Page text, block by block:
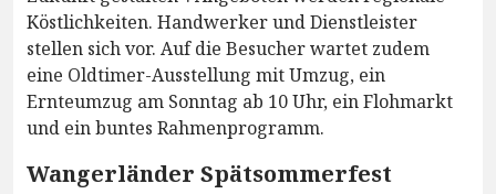
Köstlichkeiten. Handwerker und Dienstleister
stellen sich vor. Auf die Besucher wartet zudem
eine Oldtimer-Ausstellung mit Umzug, ein
Ernteumzug am Sonntag ab 10 Uhr, ein Flohmarkt
und ein buntes Rahmenprogramm.
Wangerländer Spätsommerfest